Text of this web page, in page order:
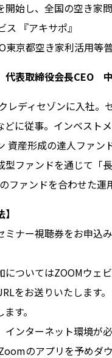
始し、全国の空き家
『アキサポ』
東京都空き家利活用等
表取締役会長CEO
レディセゾンに入社。
どに従事。インベスト
資産形成の達人ファ
型ファンドを通じて「
ファンドを合わせた運
ミナー視聴券をお申込
ついてはZOOMウェ
をお送りいたします
す。
ンターネット環境が
のアプリを予めダ